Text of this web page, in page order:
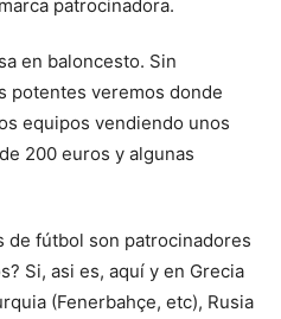
patrocinadora.
en baloncesto. Sin
potentes veremos donde
equipos vendiendo unos
200 euros y algunas
de fútbol son patrocinadores
Si, asi es, aquí y en Grecia
(Fenerbahçe, etc), Rusia